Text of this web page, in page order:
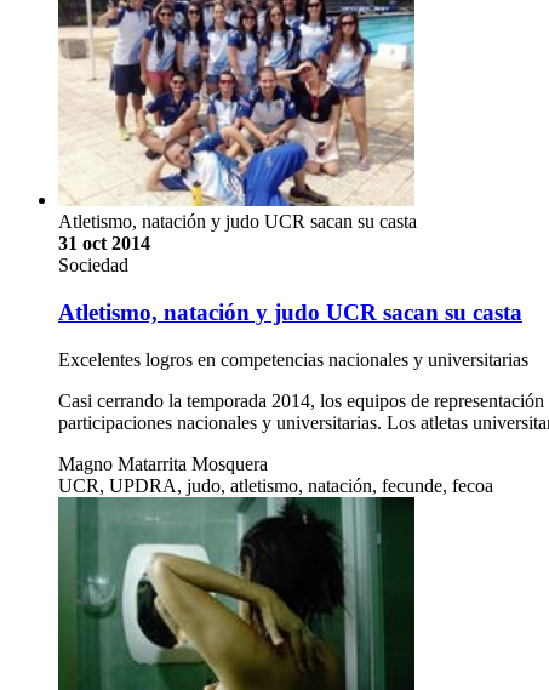
Atletismo, natación y judo UCR sacan su casta
31 oct 2014
Sociedad
Atletismo, natación y judo UCR sacan su casta
Excelentes logros en competencias nacionales y universitarias
Casi cerrando la temporada 2014, los equipos de
participaciones nacionales y universitarias. Los atletas
Magno Matarrita Mosquera
UCR, UPDRA, judo, atletismo, natación, fecunde, fecoa